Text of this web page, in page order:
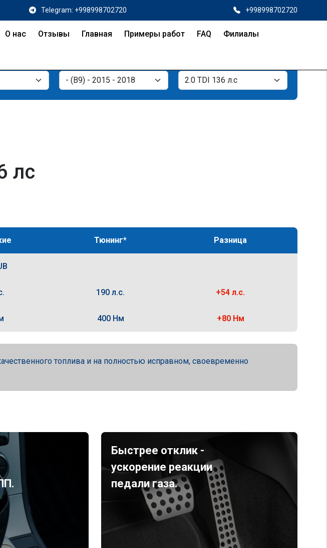
Telegram: +998998702720 +998998702720
О нас Отзывы Главная Примеры работ FAQ Филиалы
лс
Тюнинг* Разница
190 л.с. +54 л.с.
400 Нм +80 Нм
топлива и на полностью исправном, своевременно
Быстрее отклик -
ускорение реакции
педали газа.